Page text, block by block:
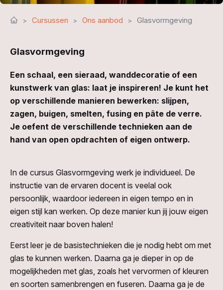
Cursussen Ons aanbod Glasvormgeving
Glasvormgeving
Een schaal, een sieraad, wanddecoratie of een
kunstwerk van glas: laat je inspireren! Je kunt het
op verschillende manieren bewerken: slijpen,
zagen, buigen, smelten, fusing en pâte de verre.
Je oefent de verschillende technieken aan de
hand van open opdrachten of eigen ontwerp.
In de cursus Glasvormgeving werk je individueel. De
instructie van de ervaren docent is veelal ook
persoonlijk, waardoor iedereen in eigen tempo en in
eigen stijl kan werken. Op deze manier kun jij jouw eigen
creativiteit naar boven halen!
Eerst leer je de basistechnieken die je nodig hebt om met
glas te kunnen werken. Daarna ga je dieper in op de
mogelijkheden met glas, zoals het vervormen of kleuren
en soorten samenbrengen en fuseren. Daarna ga je de